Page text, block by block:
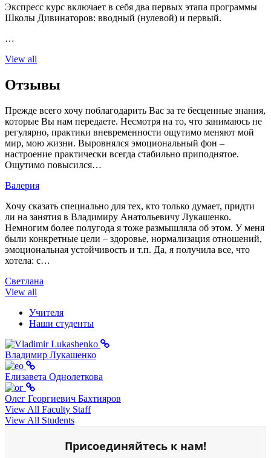
Экспресс курс включает в себя два первых этапа программы
Школы Дивинаторов: вводный (нулевой) и первый.
…
View all
Отзывы
Прежде всего хочу поблагодарить Вас за те бесценные знания,
которые Вы нам передаете. Несмотря на то, что занимаюсь не
регулярно, практики вневременности ощутимо меняют мой
мир, мою жизни. Выровнялся эмоциональный фон –
настроение практически всегда стабильно приподнятое.
Ощутимо повысился…
Валерия
Хочу сказать специально для тех, кто только думает, придти
ли на занятия в Владимиру Анатольевичу Лукашенко.
Немногим более полугода я тоже размышляла об этом. У меня
были конкретные цели – здоровье, нормализация отношений,
эмоциональная устойчивость и т.п. Да, я получила все, что
хотела: с…
Светлана
View all
Учителя
Наши студенты
Владимир Лукашенко
Елизавета Однолеткова
Олег Георгиевич Бахтияров
View All Faculty Staff
View All Students
Присоединяйтесь к нам!